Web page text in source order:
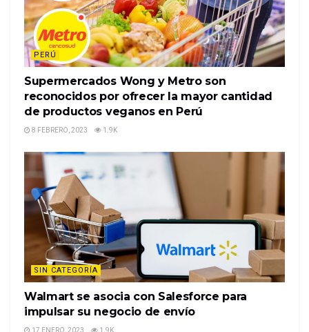
PERÚ
Supermercados Wong y Metro son
reconocidos por ofrecer la mayor cantidad
de productos veganos en Perú
8 FEBRERO, 2023 1.9K
SIN CATEGORÍA
Walmart se asocia con Salesforce para
impulsar su negocio de envío
17 ENERO, 2023 1.9K